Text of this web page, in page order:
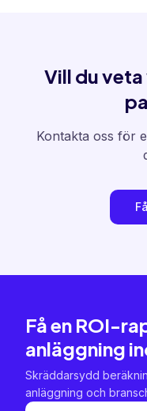
Vill du
Kontakta oss för
Få en ROI-
anläggning
Skräddarsydd
anläggning och